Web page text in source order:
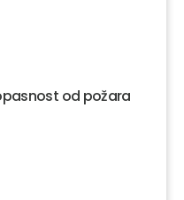
od požara